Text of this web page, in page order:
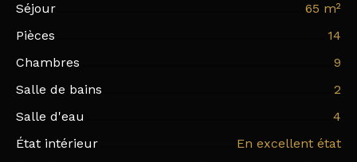
Séjour
65 m²
Pièces
14
Chambres
9
Salle de bains
2
Salle d'eau
4
État intérieur
En excellent état